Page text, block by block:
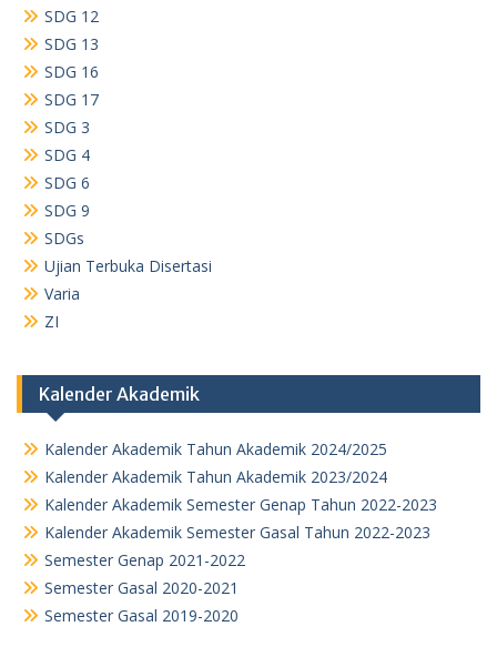
SDG 12
SDG 13
SDG 16
SDG 17
SDG 3
SDG 4
SDG 6
SDG 9
SDGs
Ujian Terbuka Disertasi
Varia
ZI
Kalender Akademik
Kalender Akademik Tahun Akademik 2024/2025
Kalender Akademik Tahun Akademik 2023/2024
Kalender Akademik Semester Genap Tahun 2022-2023
Kalender Akademik Semester Gasal Tahun 2022-2023
Semester Genap 2021-2022
Semester Gasal 2020-2021
Semester Gasal 2019-2020